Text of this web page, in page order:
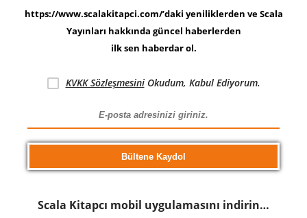
https://www.scalakitapci.com/’daki yeniliklerden ve Scala
Yayınları hakkında güncel haberlerden
ilk sen haberdar ol.
KVKK SözleşmesiniOkudum, Kabul Ediyorum.
Scala Kitapcı mobil uygulamasını indirin…